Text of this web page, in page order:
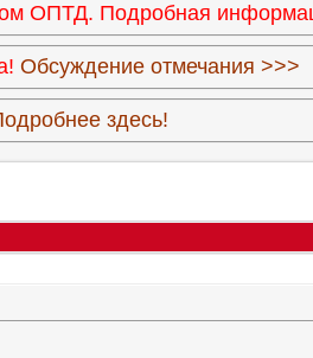
ОПТД. Подробная
Обсуждение отмечания >>>
здесь!